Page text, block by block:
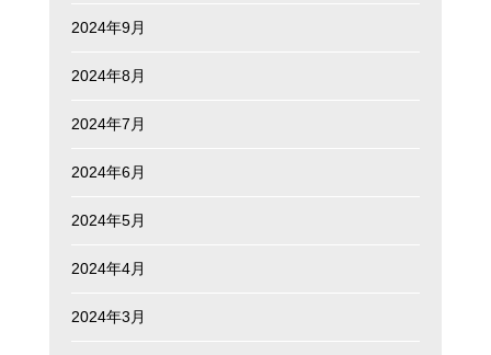
2024年9月
2024年8月
2024年7月
2024年6月
2024年5月
2024年4月
2024年3月